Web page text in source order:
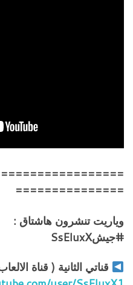
===============
وياريت تنشرون هاشتاق :
#جيشSsEluxX
قناتي الثانية ( قناة